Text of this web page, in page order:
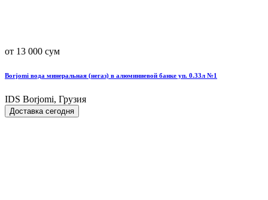
от 13 000 сум
Borjomi вода минеральная (негаз) в алюминиевой банке уп. 0.33л №1
IDS Borjomi, Грузия
Доставка сегодня